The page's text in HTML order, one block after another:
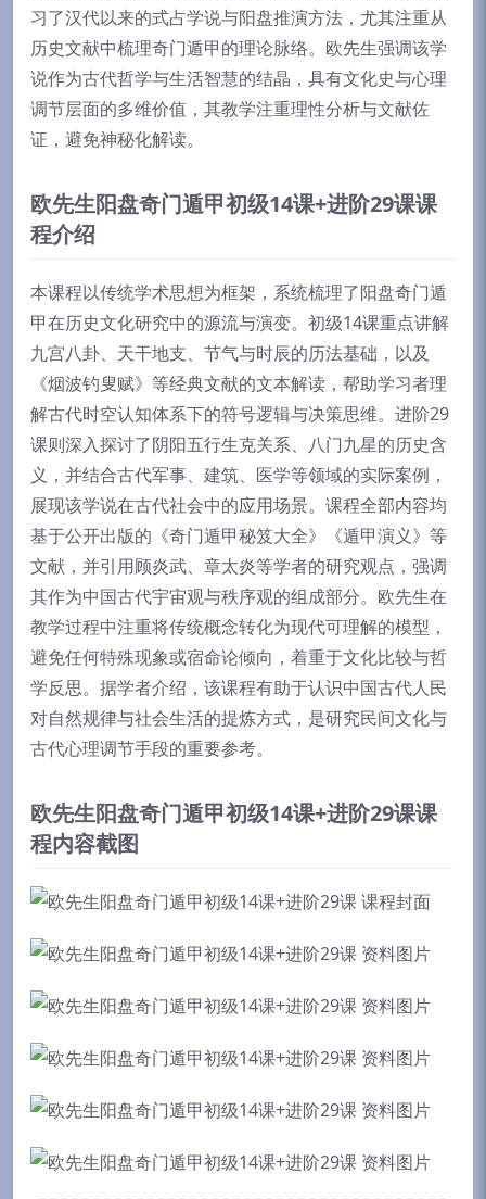
习了汉代以来的式占学说与阳盘推演方法，尤其注重从
历史文献中梳理奇门遁甲的理论脉络。欧先生强调该学
说作为古代哲学与生活智慧的结晶，具有文化史与心理
调节层面的多维价值，其教学注重理性分析与文献佐
证，避免神秘化解读。
欧先生阳盘奇门遁甲初级14课+进阶29课课
程介绍
本课程以传统学术思想为框架，系统梳理了阳盘奇门遁
甲在历史文化研究中的源流与演变。初级14课重点讲解
九宫八卦、天干地支、节气与时辰的历法基础，以及
《烟波钓叟赋》等经典文献的文本解读，帮助学习者理
解古代时空认知体系下的符号逻辑与决策思维。进阶29
课则深入探讨了阴阳五行生克关系、八门九星的历史含
义，并结合古代军事、建筑、医学等领域的实际案例，
展现该学说在古代社会中的应用场景。课程全部内容均
基于公开出版的《奇门遁甲秘笈大全》《遁甲演义》等
文献，并引用顾炎武、章太炎等学者的研究观点，强调
其作为中国古代宇宙观与秩序观的组成部分。欧先生在
教学过程中注重将传统概念转化为现代可理解的模型，
避免任何特殊现象或宿命论倾向，着重于文化比较与哲
学反思。据学者介绍，该课程有助于认识中国古代人民
对自然规律与社会生活的提炼方式，是研究民间文化与
古代心理调节手段的重要参考。
欧先生阳盘奇门遁甲初级14课+进阶29课课
程内容截图